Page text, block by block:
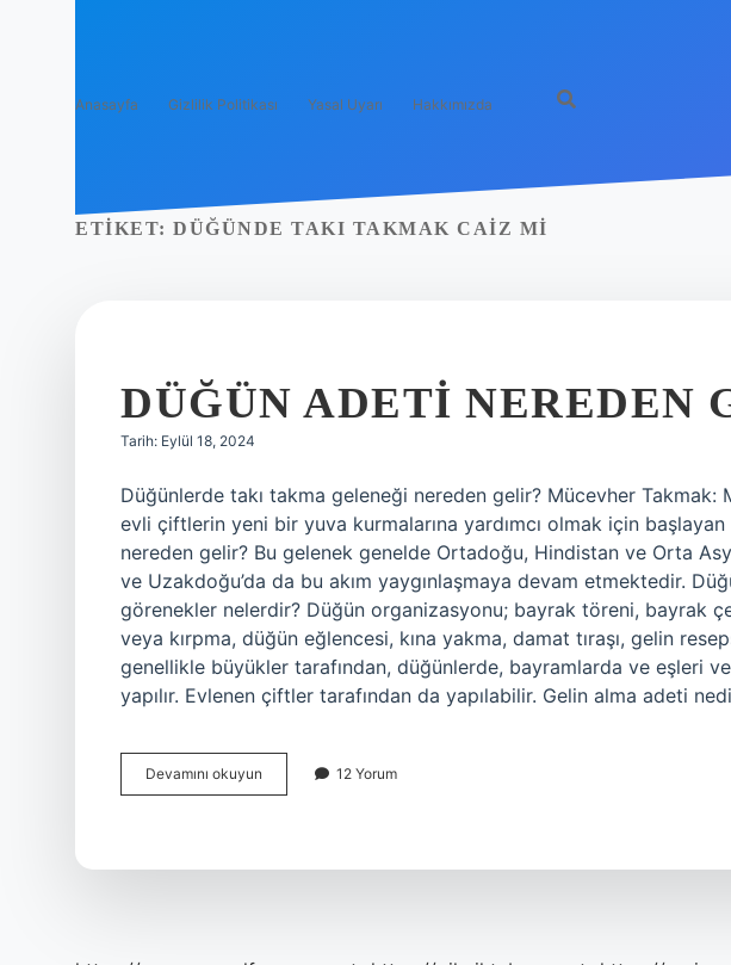
Anasayfa Gizlilik Politikası Yasal Uyarı Hakkımızda
ETIKET: DÜĞÜNDE TAKI TAKMAK CAIZ MI
DÜĞÜN ADETI NEREDEN
Tarih: Eylül 18, 2024
Düğünlerde takı takma geleneği nereden gelir? Mücevher
evli çiftlerin yeni bir yuva kurmalarına yardımcı olmak için
nereden gelir? Bu gelenek genelde Ortadoğu, Hindistan ve Orta
ve Uzakdoğu’da da bu akım yaygınlaşmaya devam etmektedir.
görenekler nelerdir? Düğün organizasyonu; bayrak töreni, bayrak
veya kırpma, düğün eğlencesi, kına yakma, damat tıraşı, gelin
genellikle büyükler tarafından, düğünlerde, bayramlarda ve eşleri
yapılır. Evlenen çiftler tarafından da yapılabilir. Gelin alma adeti
Devamını okuyun
Adeti
12 Yorum